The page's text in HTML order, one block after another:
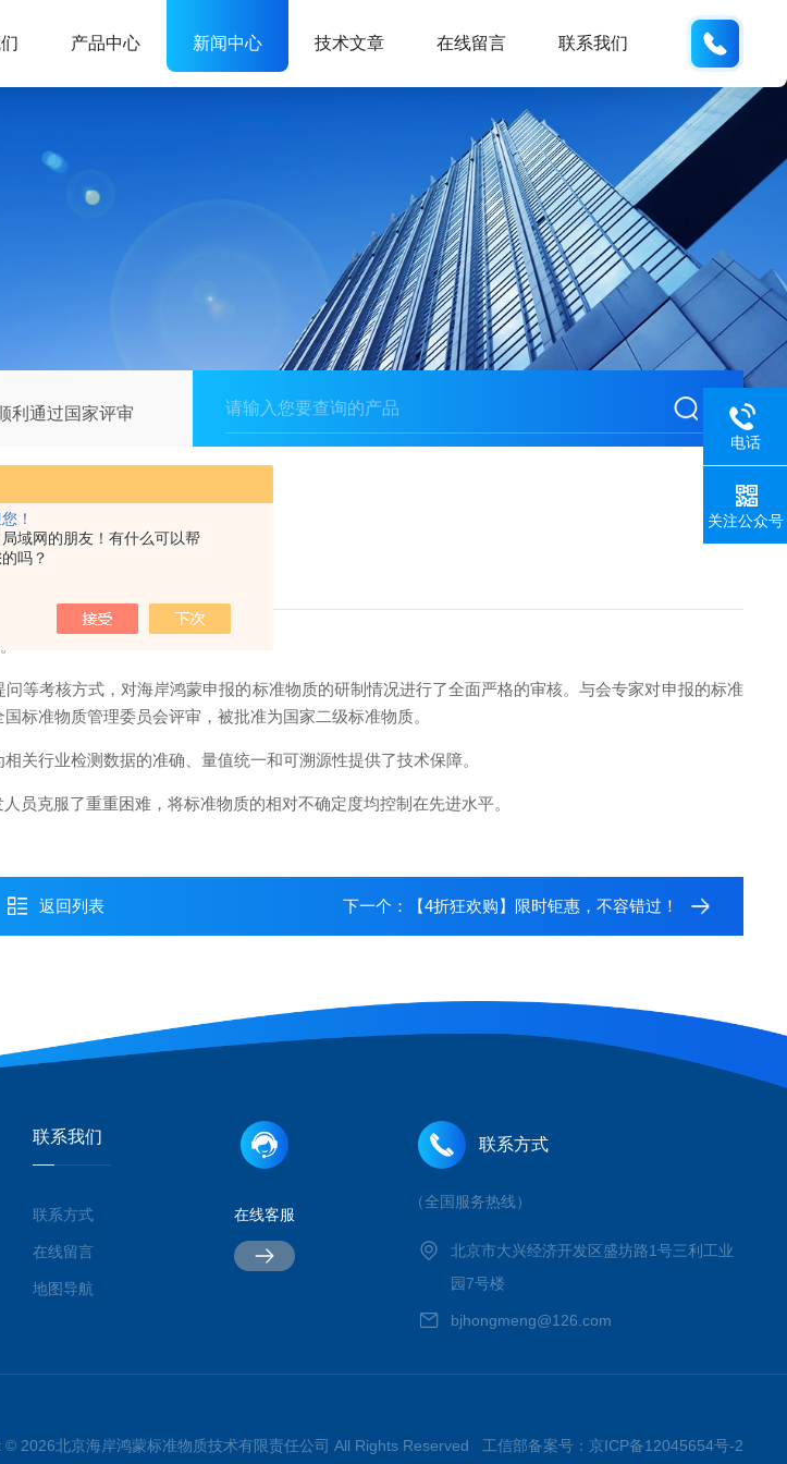
！
域网的朋友！有什么可以帮
吗？
产品中心 新闻中心 技术文章 在线留言 联系我们
利通过国家评审
家评审
考核方式，对海岸鸿蒙申报的标准物质的研制情况进行了全面严格的审核。与会专家对申报的标准
标准物质管理委员会评审，被批准为国家二级标准物质。
行业检测数据的准确、量值统一和可溯源性提供了技术保障。
克服了重重困难，将标准物质的相对不确定度均控制在先进水平。
返回列表 下一个： 【4折狂欢购】限时钜惠，不容错过！
联系我们
联系方式
在线留言
地图导航
在线客服
联系方式
（全国服务热线）
北京市大兴经济开发区盛坊路1号三利工业
园7号楼
bjhongmeng@126.com
© 2026北京海岸鸿蒙标准物质技术有限责任公司 All Rights Reserved 工信部备案号： 京ICP备12045654号-2
电话
关注公众号